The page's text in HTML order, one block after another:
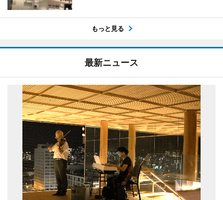
もっと見る
最新ニュース